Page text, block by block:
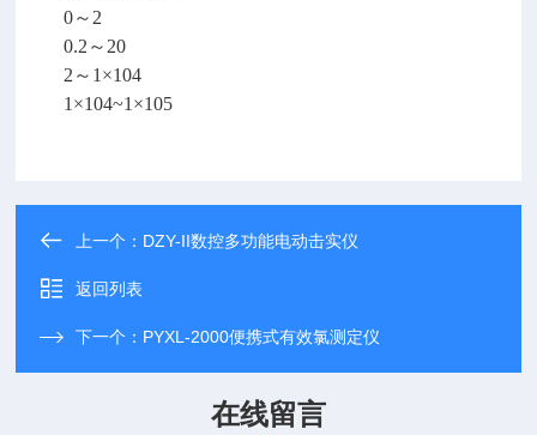
0～2
0.2～20
2～1×104
1×104~1×105
上一个： DZY-II数控多功能电动击实仪
返回列表
下一个： PYXL-2000便携式有效氯测定仪
在线留言